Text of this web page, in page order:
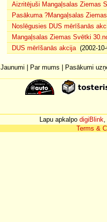
Aizritējuši Mangaļsalas Ziemas
Pasākuma ?Mangaļsalas
Noslēgusies DUS mērīšanās
Mangaļsalas Ziemas Svētki
DUS mērīšanās akcija(2002-10-
Jaunumi Par mums Pasākumi
Lapu apkalpo digiBlink,
Terms &